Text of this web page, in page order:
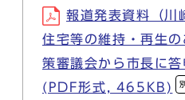
報道発表資料（川
住宅等の維持・再生
策審議会から市長に答
(PDF形式, 465KB)